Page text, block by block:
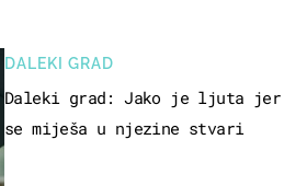
DALEKI GRAD
Daleki grad: Jako je ljuta jer
se miješa u njezine stvari